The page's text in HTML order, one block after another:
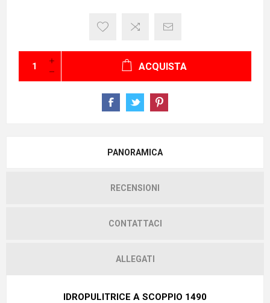
ACQUISTA
PANORAMICA
RECENSIONI
CONTATTACI
ALLEGATI
IDROPULITRICE A SCOPPIO 1490